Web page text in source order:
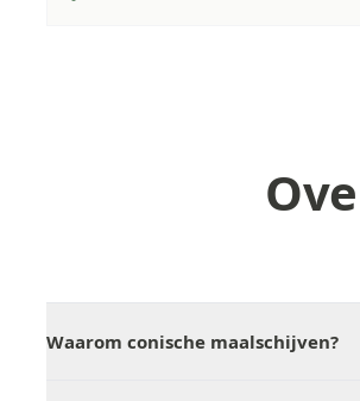
Waarom conische maalschijven?